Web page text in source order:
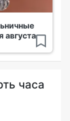
августа
часа